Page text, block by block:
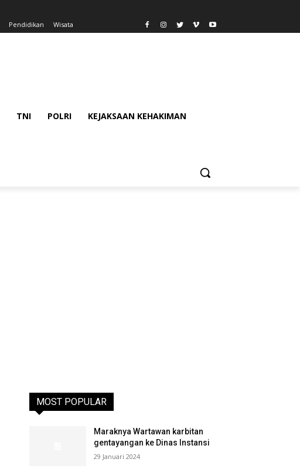
Pendidikan Wisata
TNI POLRI KEJAKSAAN KEHAKIMAN
MOST POPULAR
Maraknya Wartawan karbitan
gentayangan ke Dinas Instansi
29 Januari 2024